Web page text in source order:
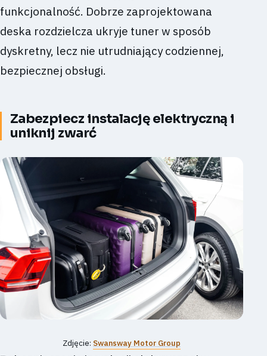
funkcjonalność. Dobrze zaprojektowana
deska rozdzielcza ukryje tuner w sposób
dyskretny, lecz nie utrudniający codziennej,
bezpiecznej obsługi.
Zabezpiecz instalację elektryczną i
uniknij zwarć
Zdjęcie: Swansway Motor Group